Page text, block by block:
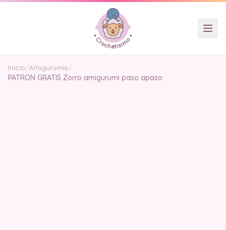
Inicio/Amigurumis/
PATRON GRATIS Zorro amigurumi paso apaso